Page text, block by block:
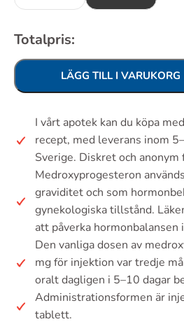
Totalpris:
LÄGG TILL I VARUKORG
I vårt apotek kan du köpa
recept, med leverans inom
Sverige. Diskret och anonym
Medroxyprogesteron
graviditet och som
gynekologiska tillstånd.
att påverka hormonbalansen
Den vanliga dosen av
mg för injektion var tredje
oralt dagligen i 5–10 dagar
Administrationsformen är
tablett.